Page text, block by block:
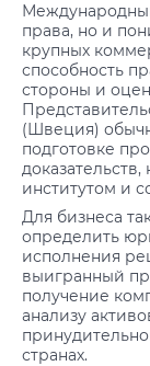
права, но и
крупных
способность
стороны и
(Швеция)
подготовке
институтом и
Для бизнеса
определить
исполнения
выигранный
получение
анализу
странах.